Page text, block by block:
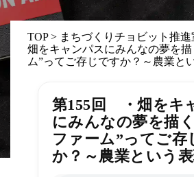
TOP> まちづくりチョビット推進
畑をキャンパスにみんなの夢を
ム”ってご存じですか？～農業と
第155回 ・畑をキ
にみんなの夢を描
ファーム”ってご存
か？～農業という